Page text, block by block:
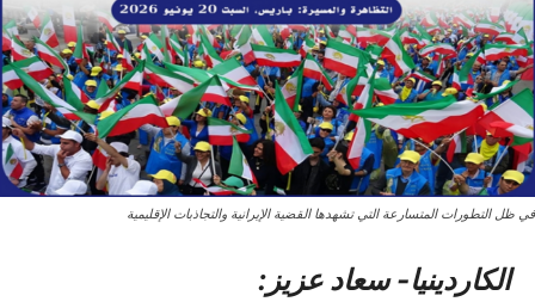
في ظل التطورات المتسارعة التي تشهدها القضية الإيرانية والتجاذبات الإقليمية
الکاردینیا- سعاد عزيز: